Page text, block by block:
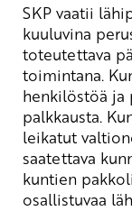
SKP vaatii
kuuluvina
toteutettava
toimintana.
henkilöstöä ja
palkkausta.
leikatut
saatettava
kuntien
osallistuvaa